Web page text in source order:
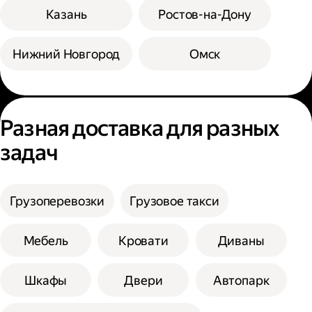
Казань
Нижний Новгород
Ростов-на-Дону
Омск
Разная доставка для разных
задач
Грузоперевозки Грузовое такси
Мебель Кровати Диваны
Шкафы Двери Автопарк